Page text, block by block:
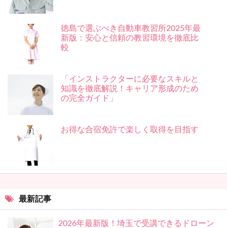
徳島で選ぶべき自動車教習所2025年最
新版：安心と信頼の教習環境を徹底比
較
「インストラクターに必要なスキルと
知識を徹底解説！キャリア形成のため
の完全ガイド」
お得な合宿免許で楽しく取得を目指す
最新記事
2026年最新版！埼玉で受講できるドローン